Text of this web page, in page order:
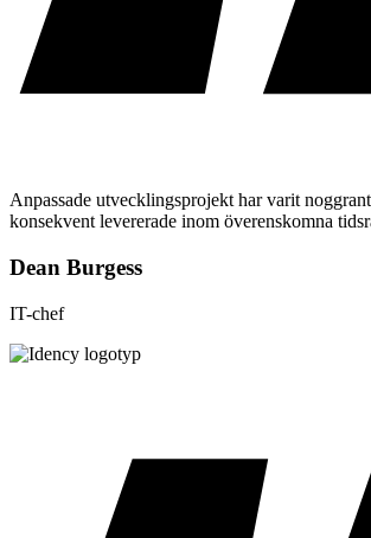
Anpassade utvecklingsprojekt har varit
konsekvent levererade inom överenskomna
Dean Burgess
IT-chef